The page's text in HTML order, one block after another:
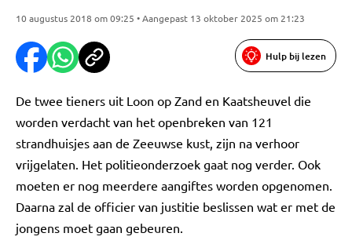
10 augustus 2018 om 09:25 • Aangepast 13 oktober 2025 om 21:23
Hulp bij lezen
De twee tieners uit Loon op Zand en Kaatsheuvel die
worden verdacht van het openbreken van 121
strandhuisjes aan de Zeeuwse kust, zijn na verhoor
vrijgelaten. Het politieonderzoek gaat nog verder. Ook
moeten er nog meerdere aangiftes worden opgenomen.
Daarna zal de officier van justitie beslissen wat er met de
jongens moet gaan gebeuren.